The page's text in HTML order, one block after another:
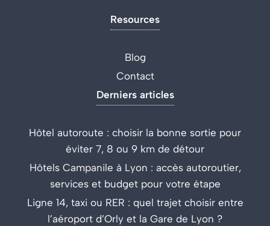
Resources
Blog
Contact
Derniers articles
Hôtel autoroute : choisir la bonne sortie pour
éviter 7, 8 ou 9 km de détour
Hôtels Campanile à Lyon : accès autoroutier,
services et budget pour votre étape
Ligne 14, taxi ou RER : quel trajet choisir entre
l’aéroport d’Orly et la Gare de Lyon ?